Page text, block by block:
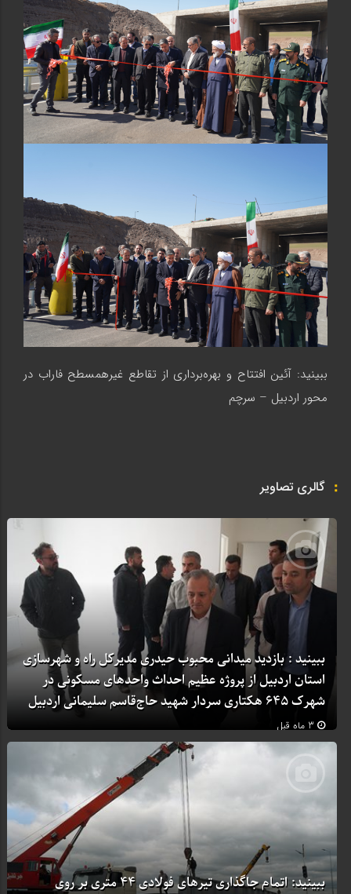
ببینید: آئین افتتاح و بهره‌برداری از تقاطع غیرهمسطح فاراب در
محور اردبیل – سرچم
گالری تصاویر
ببینید : بازدید میدانی محبوب حیدری مدیرکل راه و شهرسازی
استان اردبیل از پروژه عظیم احداث واحدهای مسکونی در
شهرک ۶۴۵ هکتاری سردار شهید حاج‌قاسم سلیمانی اردبیل
3 ماه قبل
ببینید: اتمام جاگذاری تیرهای فولادی ۴۴ متری بر روی